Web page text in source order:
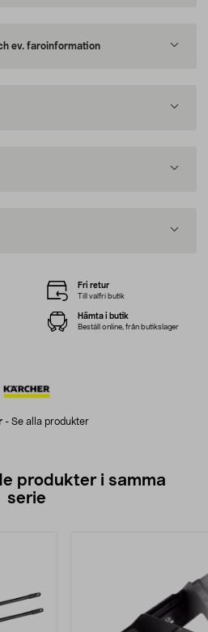
ev. faroinformation
- Se alla produkter
Fri retur
Till valfri butik
Hämta i butik
Beställ online, från butikslager
produkter i samma
serie